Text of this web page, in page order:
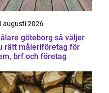
augusti 2026
göteborg så väljer
rätt måleriföretag för
brf och företag